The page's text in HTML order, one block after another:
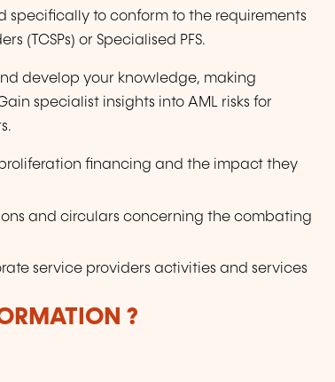
specifically to conform to the requirements
(TCSPs) or Specialised PFS.
develop your knowledge, making
specialist insights into AML risks for
financing and the impact they
and circulars concerning the combating
service providers activities and services
?